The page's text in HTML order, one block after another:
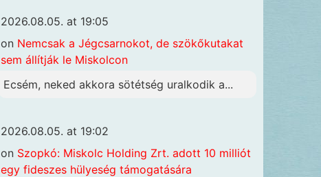
2026.08.05. at 19:05
on Nemcsak a Jégcsarnokot, de szökőkutakat
sem állítják le Miskolcon
Ecsém, neked akkora sötétség uralkodik a...
2026.08.05. at 19:02
on Szopkó: Miskolc Holding Zrt. adott 10 milliót
egy fideszes hülyeség támogatására